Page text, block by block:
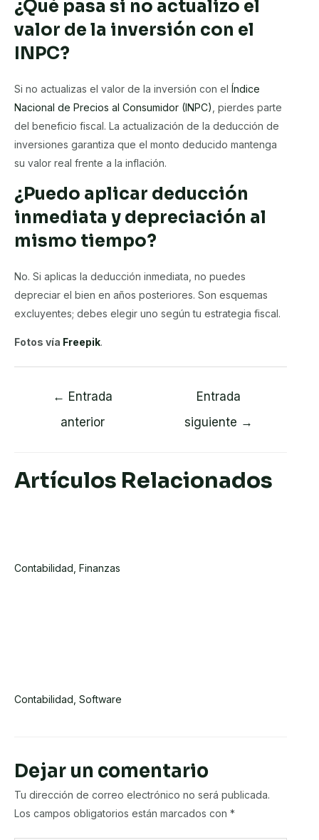
¿Qué pasa si no actualizo el
valor de la inversión con el
INPC?
Si no actualizas el valor de la inversión con el Índice
Nacional de Precios al Consumidor (INPC) , pierdes parte
del beneficio fiscal. La actualización de la deducción de
inversiones garantiza que el monto deducido mantenga
su valor real frente a la inflación.
¿Puedo aplicar deducción
inmediata y depreciación al
mismo tiempo?
No. Si aplicas la deducción inmediata, no puedes
depreciar el bien en años posteriores. Son esquemas
excluyentes; debes elegir uno según tu estrategia fiscal.
Fotos vía Freepik.
Navegación
← Entrada
anterior
Entrada
siguiente →
Artículos Relacionados
Contabilidad Finanzas
Contabilidad Software
Dejar un comentario
Tu dirección de correo electrónico no será publicada.
Los campos obligatorios están marcados con *